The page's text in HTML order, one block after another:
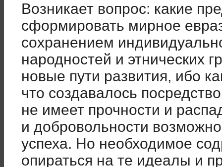
Возникает вопрос: какие
сформировать мирное
сохранением
народностей и этнических
новые пути развития, ибо
что создавалось
не имеет прочности и
и добровольности
успеха. Но необходимое
опираться на те идеалы и